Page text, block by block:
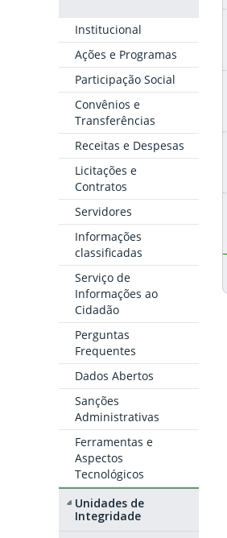
Institucional
Ações e Programas
Participação Social
Convênios e
Transferências
Receitas e Despesas
Licitações e
Contratos
Servidores
Informações
classificadas
Serviço de
Informações ao
Cidadão
Perguntas
Frequentes
Dados Abertos
Sanções
Administrativas
Ferramentas e
Aspectos
Tecnológicos
Unidades de
Integridade